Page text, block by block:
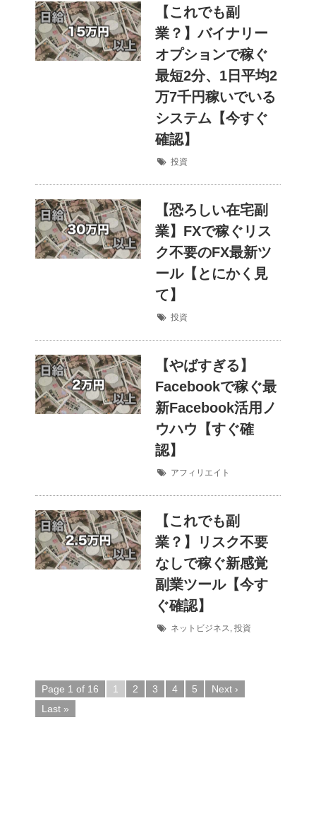
【これでも副
業？】バイナリー
オプションで稼ぐ
最短2分、1日平均2
万7千円稼いでいる
システム【今すぐ
確認】
投資
【恐ろしい在宅副
業】FXで稼ぐリス
ク不要のFX最新ツ
ール【とにかく見
て】
投資
【やばすぎる】
Facebookで稼ぐ最
新Facebook活用ノ
ウハウ【すぐ確
認】
アフィリエイト
【これでも副
業？】リスク不要
なしで稼ぐ新感覚
副業ツール【今す
ぐ確認】
ネットビジネス, 投資
Page 1 of 16 1 2 3 4 5
Next ›
Last »